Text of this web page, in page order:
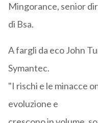
Mingorance, senior
di Bsa.
A fargli da eco John
Symantec.
"I rischi e le minacce
evoluzione e